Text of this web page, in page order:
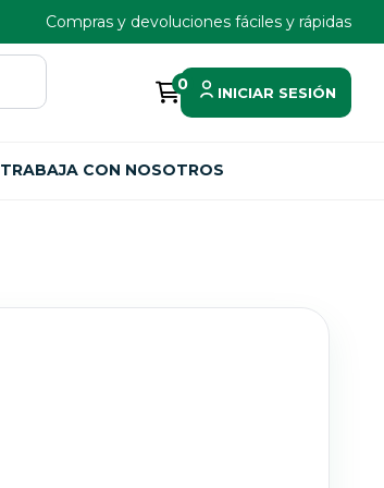
Compras y devoluciones fáciles y rápidas
0 INICIAR SESIÓN
TRABAJA CON NOSOTROS